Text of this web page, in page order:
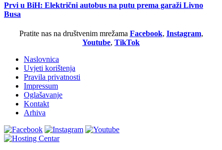
Prvi u BiH: Električni autobus na putu prema garaži Livno
Busa
Pratite nas na društvenim mrežama Facebook, Instagram,
Youtube, TikTok
Naslovnica
Uvjeti korištenja
Pravila privatnosti
Impressum
Oglašavanje
Kontakt
Arhiva